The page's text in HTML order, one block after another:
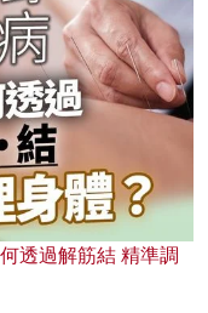
透過解筋結 精準調